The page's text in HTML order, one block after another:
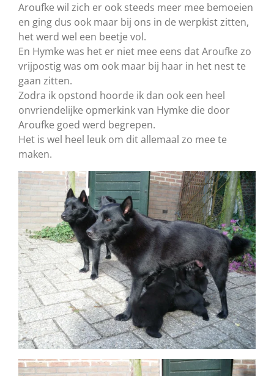
Aroufke wil zich er ook steeds meer mee bemoeien
en ging dus ook maar bij ons in de werpkist zitten,
het werd wel een beetje vol.
En Hymke was het er niet mee eens dat Aroufke zo
vrijpostig was om ook maar bij haar in het nest te
gaan zitten.
Zodra ik opstond hoorde ik dan ook een heel
onvriendelijke opmerkink van Hymke die door
Aroufke goed werd begrepen.
Het is wel heel leuk om dit allemaal zo mee te
maken.